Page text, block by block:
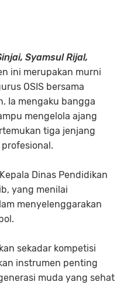
Syamsul Rijal,
ini merupakan murni
OSIS bersama
Ia mengaku bangga
mengelola ajang
tiga jenjang
Dinas Pendidikan
yang menilai
menyelenggarakan
sekadar kompetisi
instrumen penting
muda yang sehat